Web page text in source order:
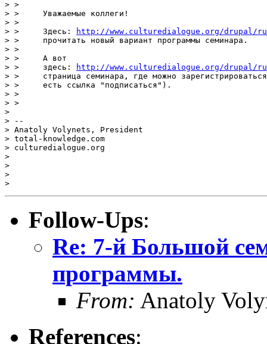
http://www.culturedialogue.org/drupal/
> >     прочитать новый вариант программы семинара.
> >
> >     А вот
> >     здесь:
http://www.culturedialogue.org/drupal/
> >     страница семинара, где можно
> >     есть ссылка "подписаться").
> >
> >
>
> --
> Anatoly Volynets, President
> total-knowledge.com
> culturedialogue.org
>
>
>
Follow-Ups:
Re: 7-й Большой
программы.
From: Anatoly
References: